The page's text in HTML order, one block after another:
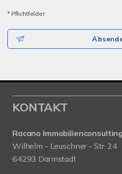
* Pflichtfelder
KONTAKT
Racano Immobilienconsulting
Wilhelm - Leuschner - Str. 24
64293 Darmstadt